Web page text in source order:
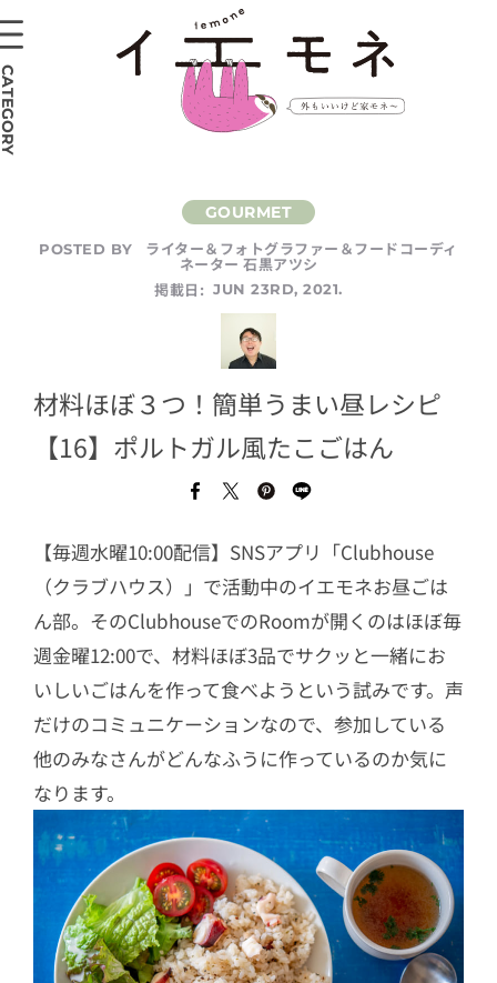
POSTED BY ライター＆フォトグラファー＆フードコーディ
ネーター 石黒アツシ
掲載日: JUN 23RD, 2021.
材料ほぼ３つ！簡単うまい昼レシピ
【16】ポルトガル風たこごはん
【毎週水曜10:00配信】SNSアプリ「Clubhouse
（クラブハウス）」で活動中のイエモネお昼ごは
ん部。そのClubhouseでのRoomが開くのはほぼ毎
週金曜12:00で、材料ほぼ3品でサクッと一緒にお
いしいごはんを作って食べようという試みです。声
だけのコミュニケーションなので、参加している
他のみなさんがどんなふうに作っているのか気に
なります。